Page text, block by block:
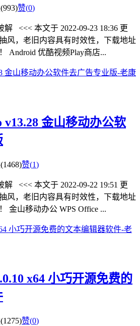
赞(0)
<<< 本文于 2022-09-23 18:36 更
风，老旧内容具有时效性，下载地址
Android 优酷视频Play商店...
v13.28 金山移动办公软
赞(1)
<<< 本文于 2022-09-22 19:51 更
风，老旧内容具有时效性，下载地址
金山移动办公 WPS Office ...
x64 小巧开源免费的
赞(0)